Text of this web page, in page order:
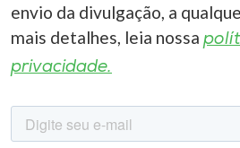
envio da divulgação, a
mais detalhes, leia nossa
privacidade.